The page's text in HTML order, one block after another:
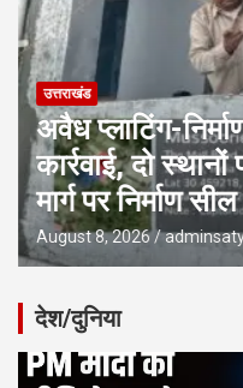
उत्तराखंड
अवैध प्लाटिंग-
कार्रवाई, दो
मार्ग पर निर्माण सील
August 8, 2026
देश/दुनिया